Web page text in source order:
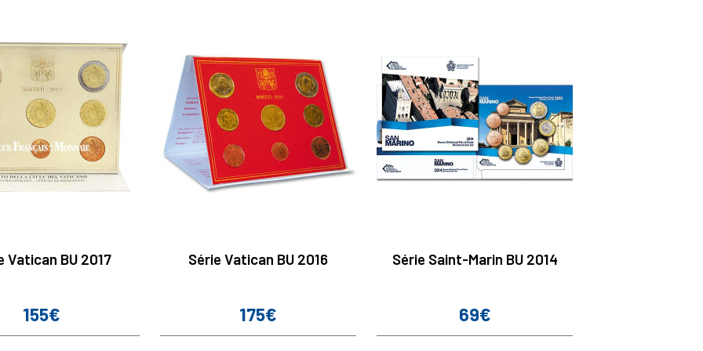
Vatican BU 2017
Prix
155€
Série Vatican BU 2016
Prix
175€
Série Saint-Marin BU 2014
Prix
69€